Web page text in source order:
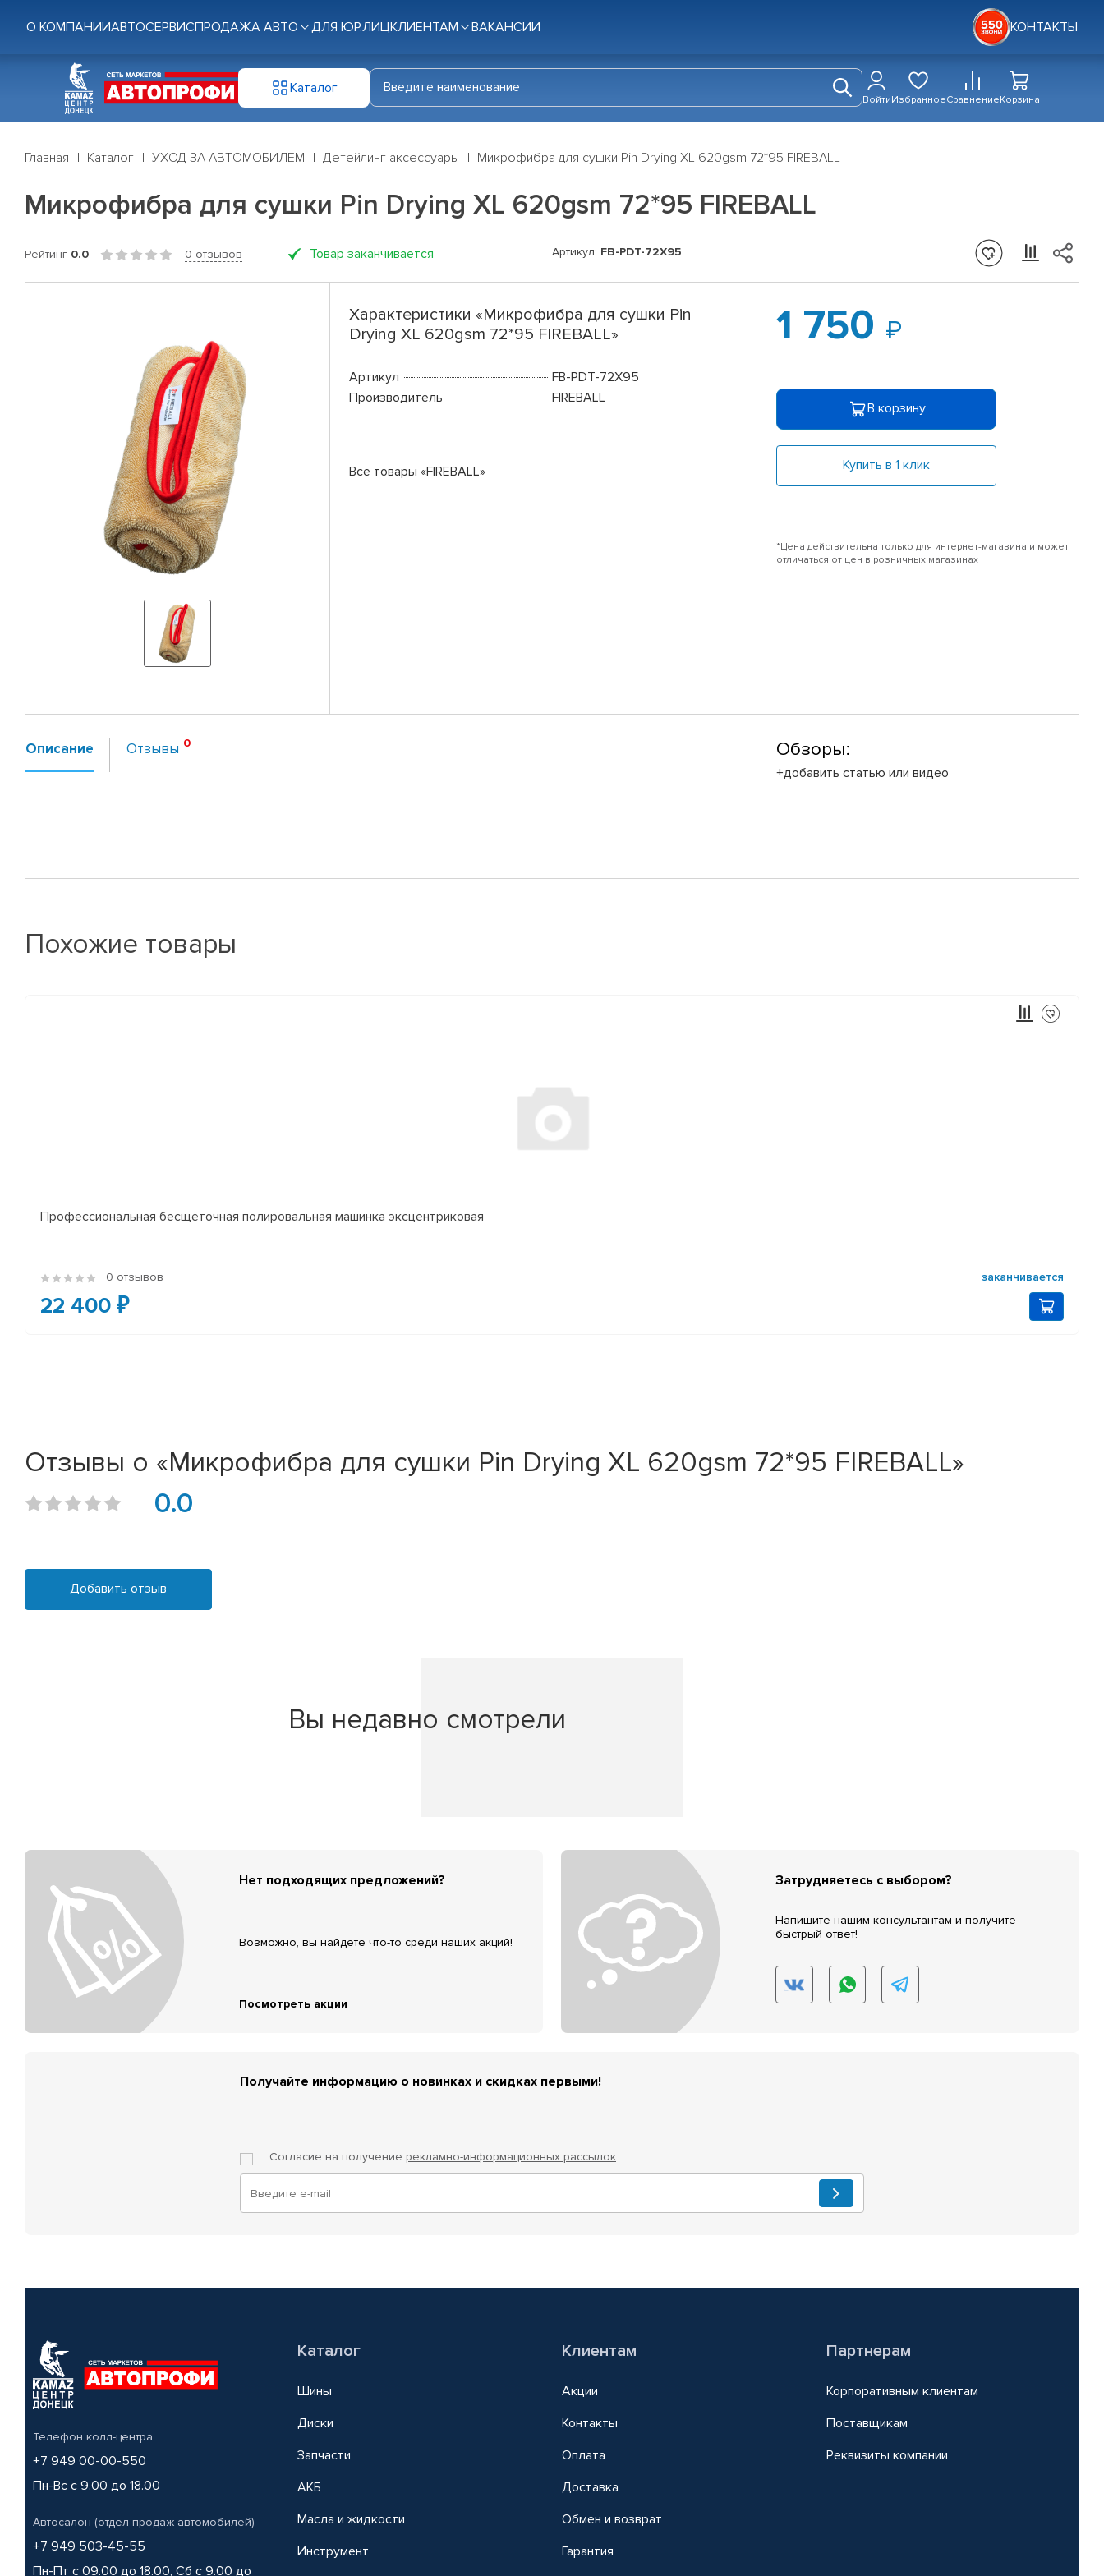
О КОМПАНИИАВТОСЕРВИСПРОДАЖА АВТО ДЛЯ ЮР.ЛИЦКЛИЕНТАМ ВАКАНСИИ КОНТАКТЫ
Каталог
ВойтиИзбранноеСравнениеКорзина
Главная Каталог УХОД ЗА АВТОМОБИЛЕМ Детейлинг аксессуары Микрофибра для сушки Pin Drying XL 620gsm 72*95 FIREBALL
Микрофибра для сушки Pin Drying XL 620gsm 72*95 FIREBALL
Рейтинг 0.0 0 отзывов Товар заканчивается Артикул: FB-PDT-72X95
Характеристики «Микрофибра для сушки Pin
Drying XL 620gsm 72*95 FIREBALL»
Артикул
FB-PDT-72X95
Производитель
FIREBALL
Все товары «FIREBALL»
1 750
В корзину
Купить в 1 клик
*Цена действительна только для интернет-магазина и может
отличаться от цен в розничных магазинах
Описание Отзывы Обзоры:
+добавить статью или видео
Похожие товары
Профессиональная бесщёточная полировальная машинка эксцентриковая
0 отзывов заканчивается
22 400 ₽
Отзывы о «Микрофибра для сушки Pin Drying XL 620gsm 72*95 FIREBALL»
0.0
Добавить отзыв
Вы недавно смотрели
Нет подходящих предложений?
Возможно, вы найдёте что-то среди наших акций!
Посмотреть акции
Затрудняетесь с выбором?
Напишите нашим консультантам и получите
быстрый ответ!
Получайте информацию о новинках и скидках первыми!
Согласие на получение рекламно-информационных рассылок
Телефон колл-центра
+7 949 00-00-550
Пн-Вс с 9.00 до 18.00
Автосалон (отдел продаж автомобилей)
+7 949 503-45-55
Пн-Пт с 09.00 до 18.00, Сб с 9.00 до
Каталог
Шины
Диски
Запчасти
АКБ
Масла и жидкости
Инструмент
Клиентам
Акции
Контакты
Оплата
Доставка
Обмен и возврат
Гарантия
Партнерам
Корпоративным клиентам
Поставщикам
Реквизиты компании